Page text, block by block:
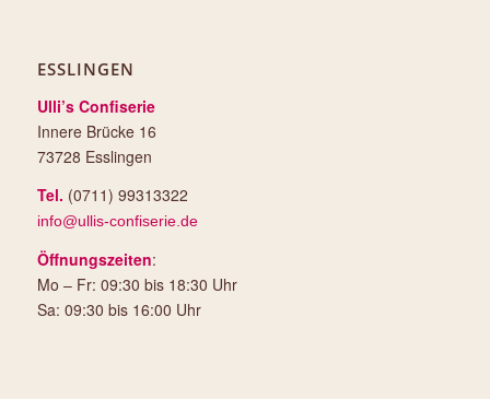
ESSLINGEN
Ulli’s Confiserie
Innere Brücke 16
73728 Esslingen
Tel. (0711) 99313322
info@ullis-confiserie.de
Öffnungszeiten:
Mo – Fr: 09:30 bis 18:30 Uhr
Sa: 09:30 bis 16:00 Uhr